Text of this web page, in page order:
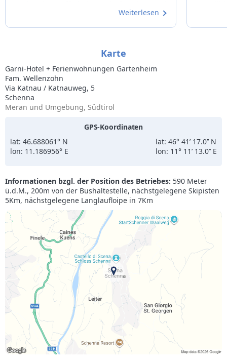
kommen so bald wie möglich wieder.Weiterlesen
Karte
Garni-Hotel + Ferienwohnungen Gartenheim
Fam. Wellenzohn
Via Katnau / Katnauweg, 5
Schenna
Meran und Umgebung, Südtirol
GPS-Koordinaten
lat: 46.688061° N
lon: 11.186956° E
lat: 46° 41’ 17.0’’ N
lon: 11° 11’ 13.0’’ E
Informationen bzgl. der Position des Betriebes: 590 Meter
ü.d.M., 200m von der Bushaltestelle, nächstgelegene Skipisten
5Km, nächstgelegene Langlaufloipe in 7Km